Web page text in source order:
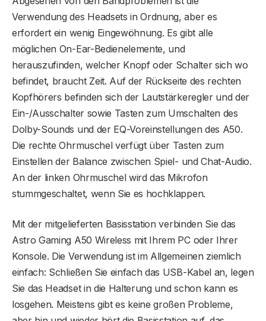
Verwendung des Headsets in Ordnung, aber es
erfordert ein wenig Eingewöhnung. Es gibt alle
möglichen On-Ear-Bedienelemente, und
herauszufinden, welcher Knopf oder Schalter sich wo
befindet, braucht Zeit. Auf der Rückseite des rechten
Kopfhörers befinden sich der Lautstärkeregler und der
Ein-/Ausschalter sowie Tasten zum Umschalten des
Dolby-Sounds und der EQ-Voreinstellungen des A50.
Die rechte Ohrmuschel verfügt über Tasten zum
Einstellen der Balance zwischen Spiel- und Chat-Audio.
An der linken Ohrmuschel wird das Mikrofon
stummgeschaltet, wenn Sie es hochklappen.
Mit der mitgelieferten Basisstation verbinden Sie das
Astro Gaming A50 Wireless mit Ihrem PC oder Ihrer
Konsole. Die Verwendung ist im Allgemeinen ziemlich
einfach: Schließen Sie einfach das USB-Kabel an, legen
Sie das Headset in die Halterung und schon kann es
losgehen. Meistens gibt es keine großen Probleme,